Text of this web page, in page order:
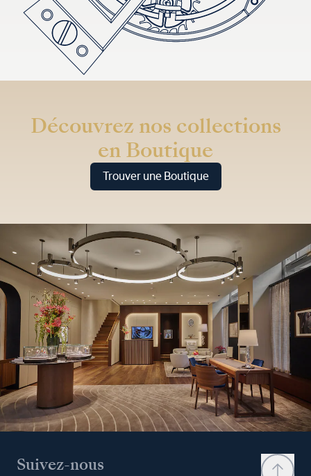
Découvrez nos collections
en Boutique
Trouver une Boutique
Suivez-nous